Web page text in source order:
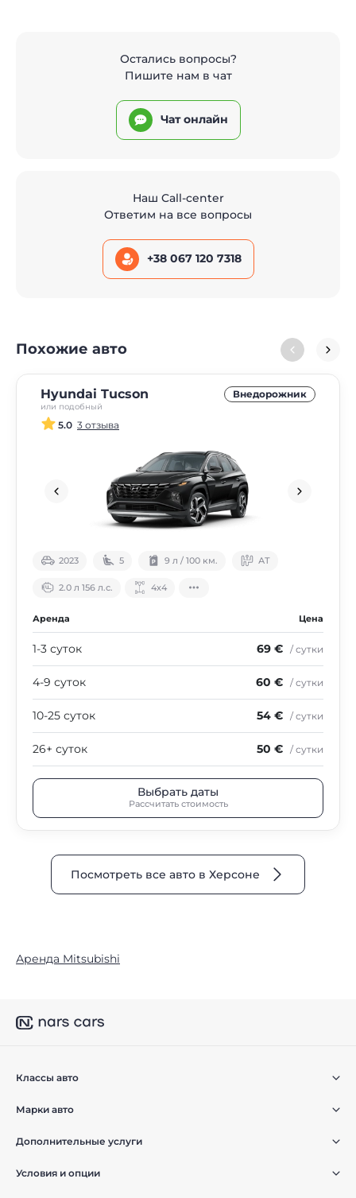
Остались вопросы?
Пишите нам в чат
Чат онлайн
Наш Call-center
Ответим на все вопросы
+38 067 120 7318
Похожие авто
Hyundai Tucson
или подобный
Внедорожник
5.0 3 отзыва
2023 5 9 л / 100 км. АТ
2.0 л 156 л.с. 4х4
Аренда Цена
1-3 суток 69 € / сутки
4-9 суток 60 € / сутки
10-25 суток 54 € / сутки
26+ суток 50 € / сутки
Выбрать даты
Рассчитать стоимость
Посмотреть все авто в Херсоне
Аренда Mitsubishi
Классы авто
Марки авто
Дополнительные услуги
Условия и опции